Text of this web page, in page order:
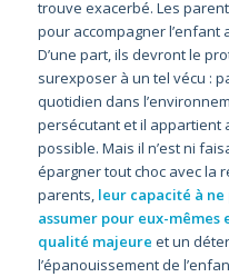
trouve exacerbé. Les
pour accompagner l’enfant
D’une part, ils devront le
surexposer à un tel vécu :
quotidien dans
persécutant et il appartient
possible. Mais il n’est ni
épargner tout choc avec la
parents, leur capacité à
assumer pour eux-
qualité majeure et un
l’épanouissement de